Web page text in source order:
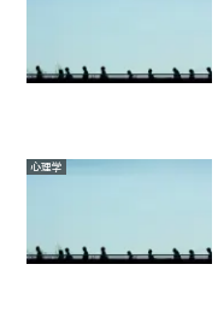
心理学